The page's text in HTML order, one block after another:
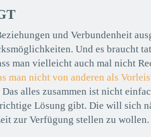
und Verbundenheit
Und es braucht
man vielleicht auch mal nicht
man nicht von anderen als
alles zusammen ist nicht
Lösung gibt. Die will sich
zur Verfügung stellen zu wollen.